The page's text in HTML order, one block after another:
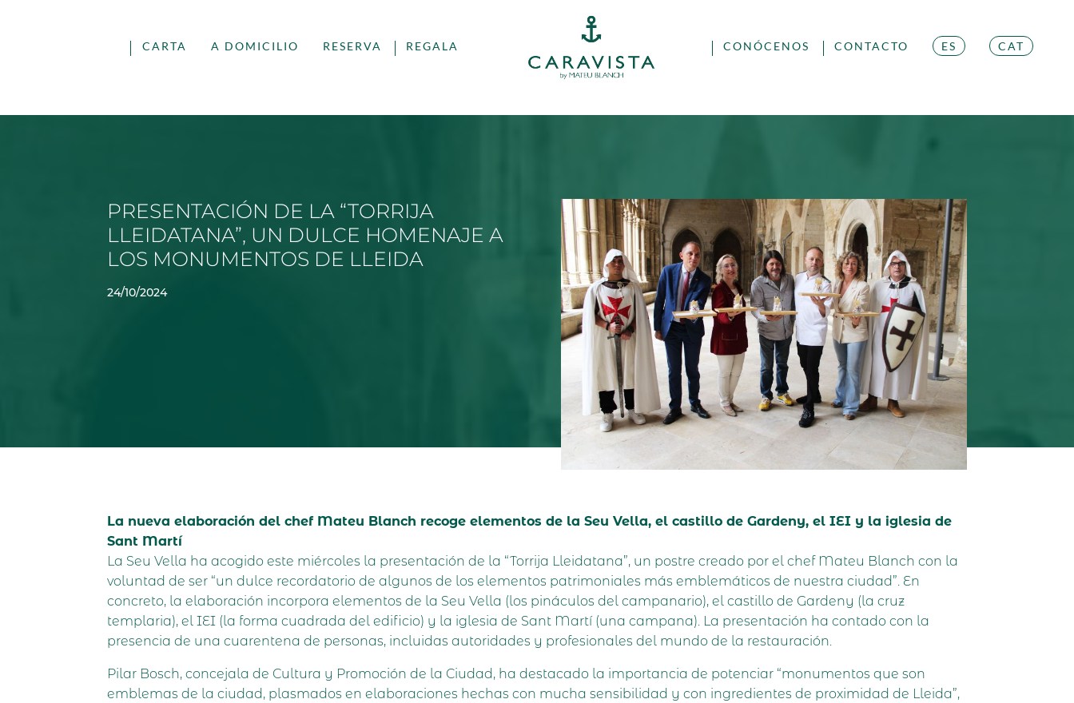
CARTA A DOMICILIO RESERVA REGALA CONÓCENOS CONTACTO ES CAT
PRESENTACIÓN DE LA “TORRIJA
LLEIDATANA”, UN DULCE HOMENAJE A
LOS MONUMENTOS DE LLEIDA
24/10/2024
La nueva elaboración del chef Mateu Blanch recoge elementos de la Seu Vella, el castillo de Gardeny, el IEI y la iglesia de
Sant Martí
La Seu Vella ha acogido este miércoles la presentación de la “Torrija Lleidatana”, un postre creado por el chef Mateu Blanch con la
voluntad de ser “un dulce recordatorio de algunos de los elementos patrimoniales más emblemáticos de nuestra ciudad”. En
concreto, la elaboración incorpora elementos de la Seu Vella (los pináculos del campanario), el castillo de Gardeny (la cruz
templaria), el IEI (la forma cuadrada del edificio) y la iglesia de Sant Martí (una campana). La presentación ha contado con la
presencia de una cuarentena de personas, incluidas autoridades y profesionales del mundo de la restauración.
Pilar Bosch, concejala de Cultura y Promoción de la Ciudad, ha destacado la importancia de potenciar “monumentos que son
emblemas de la ciudad, plasmados en elaboraciones hechas con mucha sensibilidad y con ingredientes de proximidad de Lleida”,